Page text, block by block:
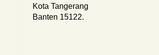
Kota Tangerang
Banten 15122.